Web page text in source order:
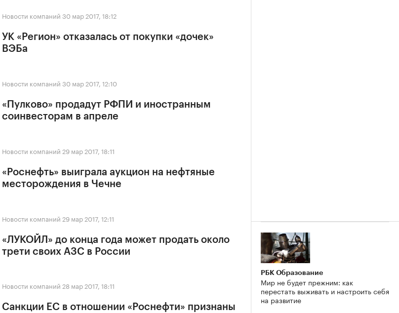
Новости компаний 30 мар 2017, 18:12
УК «Регион» отказалась от покупки «дочек»
ВЭБа
Новости компаний 30 мар 2017, 12:10
«Пулково» продадут РФПИ и иностранным
соинвесторам в апреле
Новости компаний 29 мар 2017, 18:11
«Роснефть» выиграла аукцион на нефтяные
месторождения в Чечне
Новости компаний 29 мар 2017, 12:11
«ЛУКОЙЛ» до конца года может продать около
трети своих АЗС в России
Новости компаний 28 мар 2017, 18:11
Санкции ЕС в отношении «Роснефти» признаны
РБК Образование
Мир не будет прежним: как
перестать выживать и настроить себя
на развитие